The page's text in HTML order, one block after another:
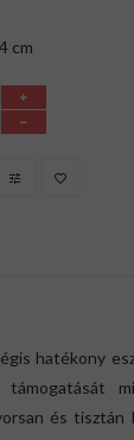
cm
hatékony
és